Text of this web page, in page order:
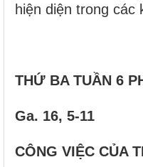
hiện diện trong các
THỨ BA TUẦN 6
Ga. 16, 5-11
CÔNG VIỆC CỦA